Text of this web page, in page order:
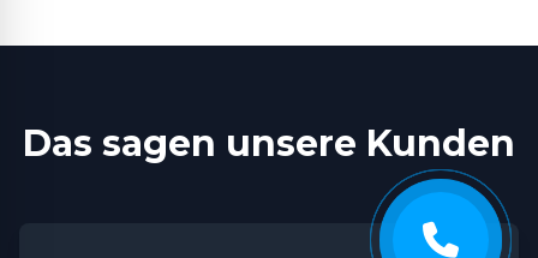
Das sagen unsere Kunden